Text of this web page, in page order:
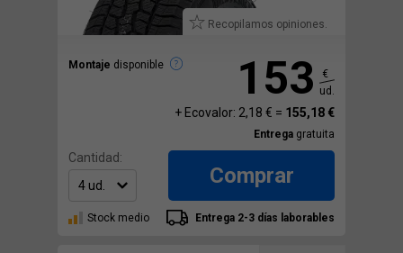
Recopilamos opiniones.
Montaje disponible 153
€
ud.
+ Ecovalor: 2,18 € = 155,18 €
Entrega gratuita
Cantidad:
Comprar
Stock medio Entrega 2-3 días laborables